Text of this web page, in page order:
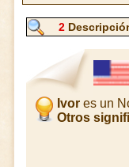
2
Ivores un
Otros